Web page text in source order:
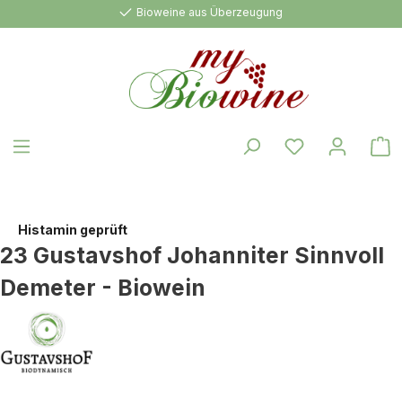
Bioweine aus Überzeugung
Histamin geprüft
23 Gustavshof Johanniter Sinnvoll
Demeter - Biowein